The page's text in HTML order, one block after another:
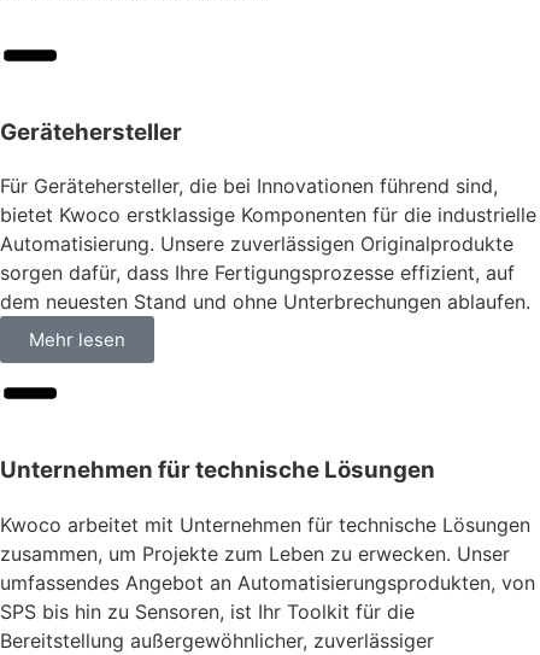
Gerätehersteller
Für Gerätehersteller, die bei Innovationen führend sind,
bietet Kwoco erstklassige Komponenten für die industrielle
Automatisierung. Unsere zuverlässigen Originalprodukte
sorgen dafür, dass Ihre Fertigungsprozesse effizient, auf
dem neuesten Stand und ohne Unterbrechungen ablaufen.
Mehr lesen
Unternehmen für technische Lösungen
Kwoco arbeitet mit Unternehmen für technische Lösungen
zusammen, um Projekte zum Leben zu erwecken. Unser
umfassendes Angebot an Automatisierungsprodukten, von
SPS bis hin zu Sensoren, ist Ihr Toolkit für die
Bereitstellung außergewöhnlicher, zuverlässiger